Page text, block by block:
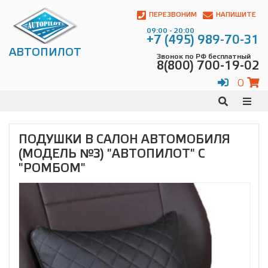
АВТОПИЛОТ
ПЕРЕЗВОНИМ НАПИШИТЕ
09:00 - 20:00
+7 (495) 989-70-31
Звонок по РФ бесплатный
8(800) 700-19-02
0
ПОДУШКИ В САЛОН АВТОМОБИЛЯ
(МОДЕЛЬ №3) "АВТОПИЛОТ" С
"РОМБОМ"
Контакты:
Адрес:
Чагинская
700-
Телефон:+7
(495)
Электронная
info@avtopilot1.ru